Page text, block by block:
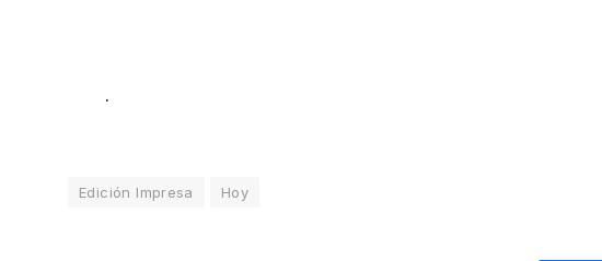
.
Edición Impresa Hoy